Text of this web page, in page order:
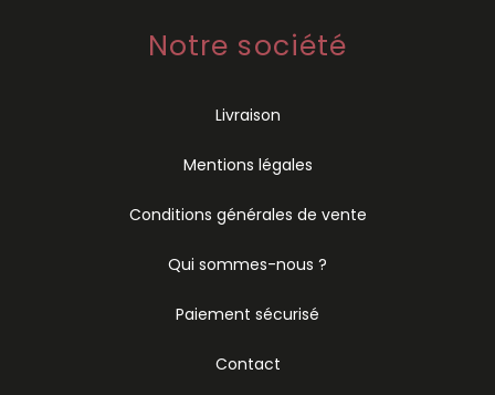
Notre société
Livraison
Mentions légales
Conditions générales de vente
Qui sommes-nous ?
Paiement sécurisé
Contact